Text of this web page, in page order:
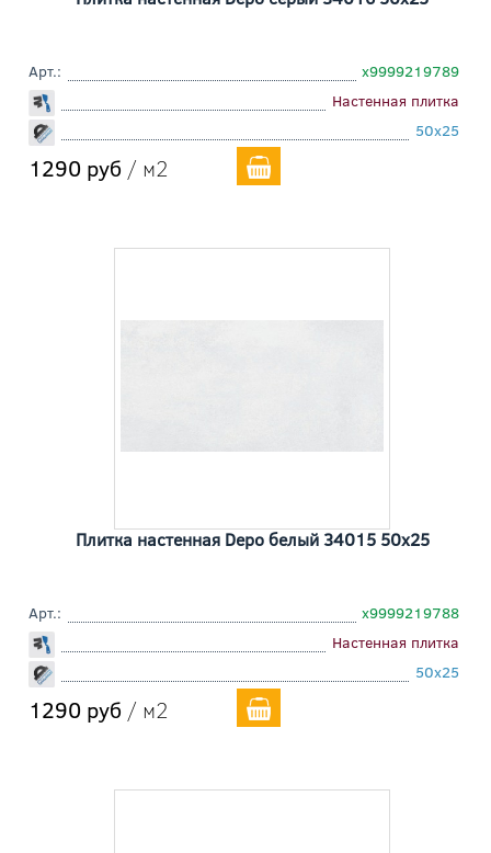
Арт.:
х9999219789
Настенная плитка
50x25
1290 руб / м2
Плитка настенная Depo белый 34015 50x25
Арт.:
х9999219788
Настенная плитка
50x25
1290 руб / м2